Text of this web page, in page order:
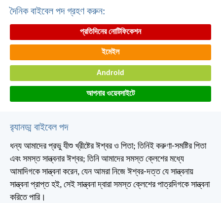
দৈনিক বাইবেল পদ গ্রহণ করুন:
প্রতিদিনের নোটিফিকেশন
ইমেইল
Android
আপনার ওয়েবসাইটে
র‌্যানড্ম বাইবেল পদ
ধন্য আমাদের প্রভু যীশু খ্রীষ্টের ঈশ্বর ও পিতা; তিনিই করুণা-সমষ্টির পিতা
এবং সমস্ত সান্ত্বনার ঈশ্বর; তিনি আমাদের সমস্ত ক্লেশের মধ্যে
আমাদিগকে সান্ত্বনা করেন, যেন আমরা নিজে ঈশ্বর-দত্ত যে সান্ত্বনায়
সান্ত্বনা প্রাপ্ত হই, সেই সান্ত্বনা দ্বারা সমস্ত ক্লেশের পাত্রদিগকে সান্ত্বনা
করিতে পারি।